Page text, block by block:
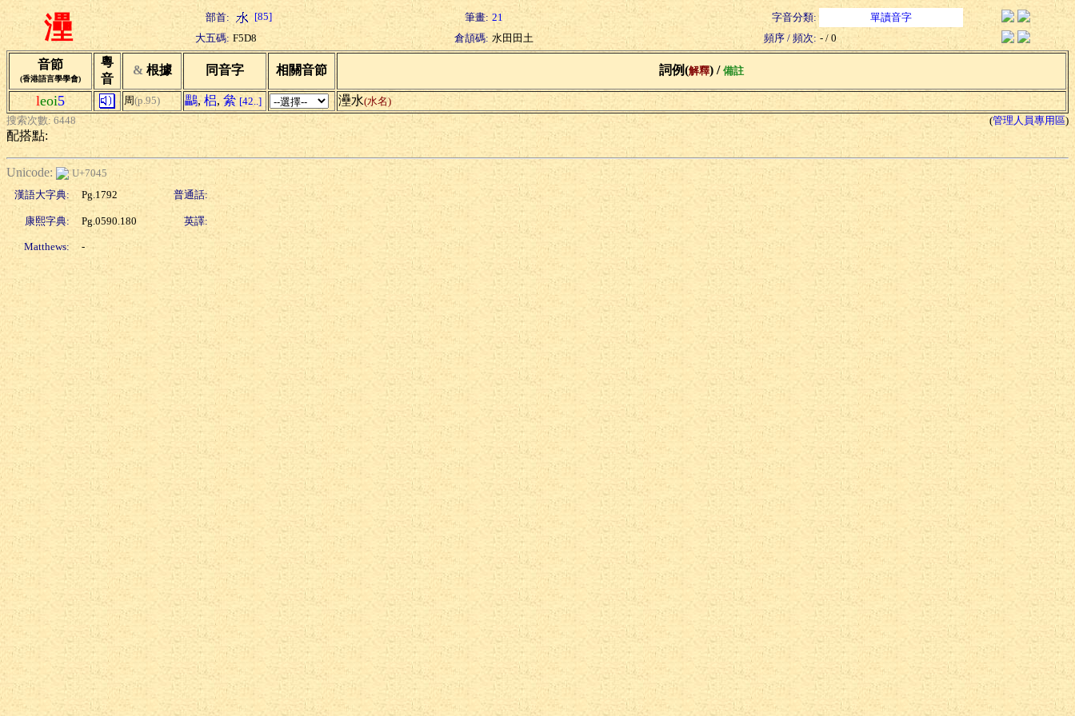
灅 部首: [85] 筆畫: 21 字音分類:
單讀音字
大五碼: F5D8 倉頡碼: 水田田土 頻序 / 頻次: - / 0
音節
(香港語言學學會)
粵
音
& 根據 同音字 相關音節 詞例(解釋) / 備註
leoi5 周(p.95) 鸓, 梠, 絫 [42..] 灅水(水名)
搜索次數: 6448
(管理人員專用區)
配搭點:
Unicode:
U+7045
漢語大字典:
Pg.1792 普通話:
康熙字典: Pg.0590.180 英譯:
Matthews: -